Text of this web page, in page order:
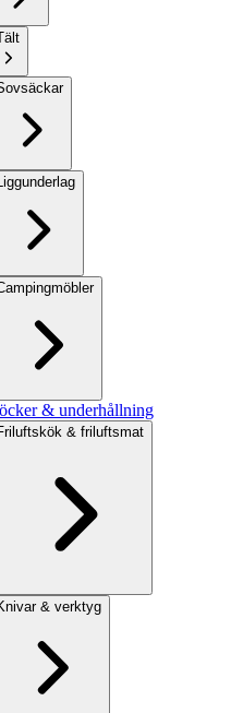
& underhållning
& friluftsmat
& verktyg